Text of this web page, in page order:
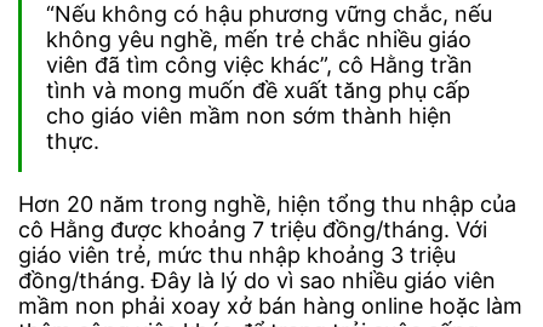
“Nếu không có hậu phương vững chắc, nếu
không yêu nghề, mến trẻ chắc nhiều giáo
viên đã tìm công việc khác”, cô Hằng trần
tình và mong muốn đề xuất tăng phụ cấp
cho giáo viên mầm non sớm thành hiện
thực.
Hơn 20 năm trong nghề, hiện tổng thu nhập của
cô Hằng được khoảng 7 triệu đồng/tháng. Với
giáo viên trẻ, mức thu nhập khoảng 3 triệu
đồng/tháng. Đây là lý do vì sao nhiều giáo viên
mầm non phải xoay xở bán hàng online hoặc làm